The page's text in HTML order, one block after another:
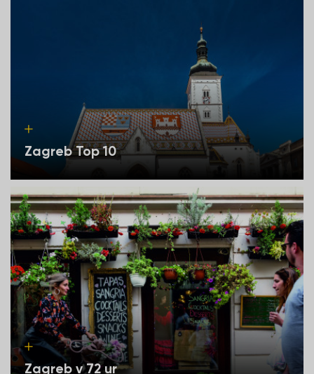
Zagreb Top 10
Zagreb v 72 ur